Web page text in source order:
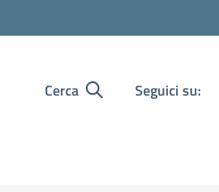
Cerca Seguici su: